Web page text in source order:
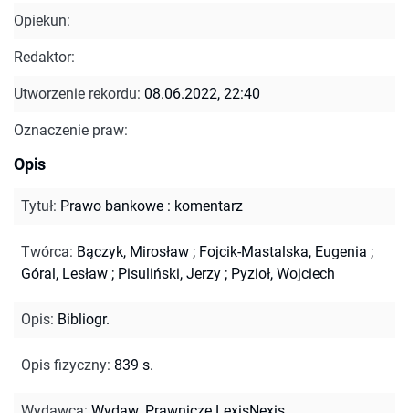
Opiekun:
Redaktor:
Utworzenie rekordu: 08.06.2022, 22:40
Oznaczenie praw:
Opis
Tytuł: Prawo bankowe : komentarz
Twórca: Bączyk, Mirosław ; Fojcik-Mastalska, Eugenia ;
Góral, Lesław ; Pisuliński, Jerzy ; Pyzioł, Wojciech
Opis: Bibliogr.
Opis fizyczny: 839 s.